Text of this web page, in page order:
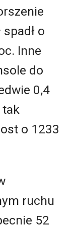
o
Inne
do
0,4
tak
o 1233
ruchu
52